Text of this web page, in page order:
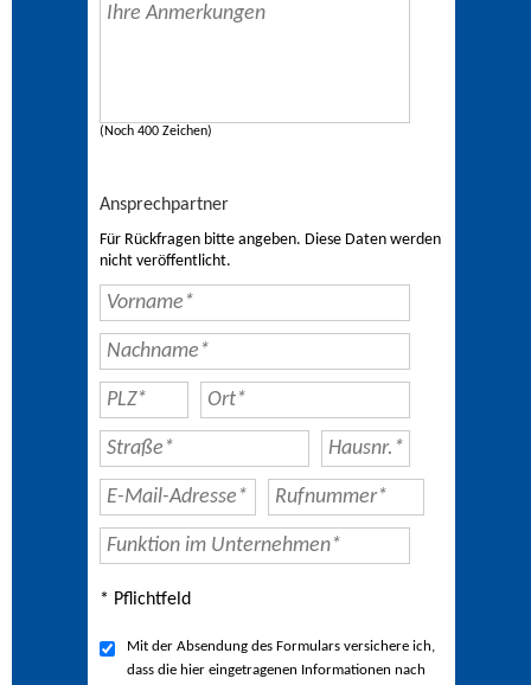
(Noch 400 Zeichen)
Ansprechpartner
Für Rückfragen bitte angeben. Diese Daten werden
nicht veröffentlicht.
* Pflichtfeld
Mit der Absendung des Formulars versichere ich,
dass die hier eingetragenen Informationen nach